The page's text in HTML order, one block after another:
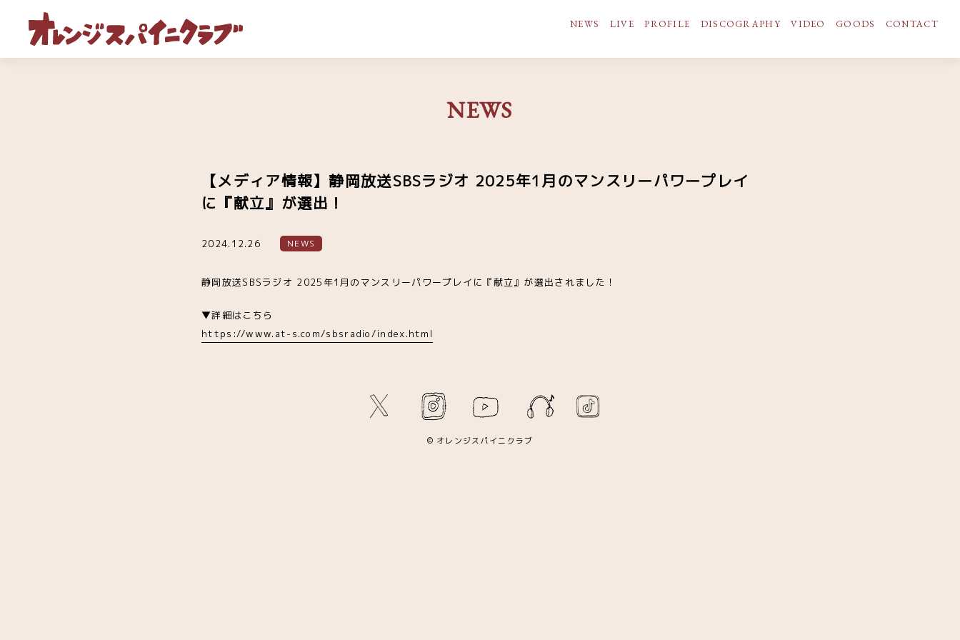
NEWS LIVE PROFILE DISCOGRAPHY VIDEO GOODS CONTACT
NEWS
【メディア情報】静岡放送SBSラジオ 2025年1月のマンスリーパワープレイ
に『献立』が選出！
2024.12.26 NEWS
静岡放送SBSラジオ 2025年1月のマンスリーパワープレイに『献立』が選出されました！
▼詳細はこちら
https://www.at-s.com/sbsradio/index.html
© オレンジスパイニクラブ